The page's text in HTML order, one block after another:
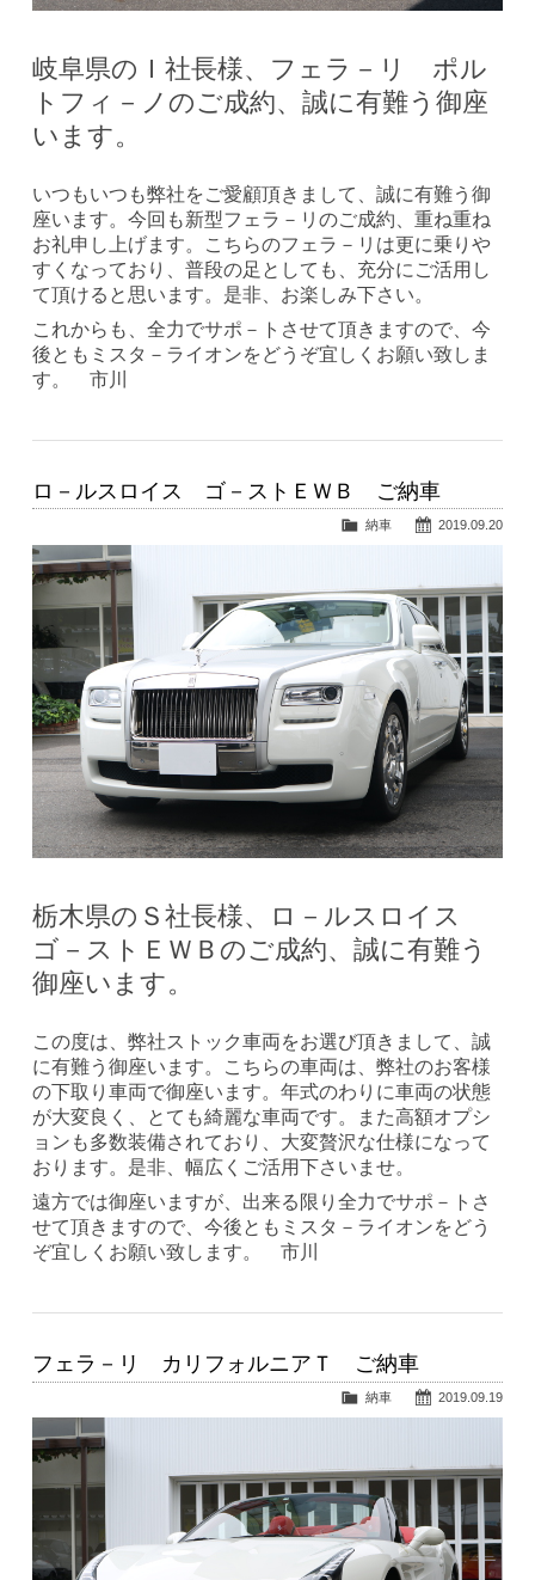
岐阜県のＩ社長様、フェラ－リ ポル
トフィ－ノのご成約、誠に有難う御座
います。
いつもいつも弊社をご愛顧頂きまして、誠に有難う御
座います。今回も新型フェラ－リのご成約、重ね重ね
お礼申し上げます。こちらのフェラ－リは更に乗りや
すくなっており、普段の足としても、充分にご活用し
て頂けると思います。是非、お楽しみ下さい。
これからも、全力でサポ－トさせて頂きますので、今
後ともミスタ－ライオンをどうぞ宜しくお願い致しま
す。 市川
ロ－ルスロイス ゴ－ストＥＷＢ ご納車
2019.09.20
納車
栃木県のＳ社長様、ロ－ルスロイス
ゴ－ストＥＷＢのご成約、誠に有難う
御座います。
この度は、弊社ストック車両をお選び頂きまして、誠
に有難う御座います。こちらの車両は、弊社のお客様
の下取り車両で御座います。年式のわりに車両の状態
が大変良く、とても綺麗な車両です。また高額オプシ
ョンも多数装備されており、大変贅沢な仕様になって
おります。是非、幅広くご活用下さいませ。
遠方では御座いますが、出来る限り全力でサポ－トさ
せて頂きますので、今後ともミスタ－ライオンをどう
ぞ宜しくお願い致します。 市川
フェラ－リ カリフォルニアＴ ご納車
2019.09.19
納車